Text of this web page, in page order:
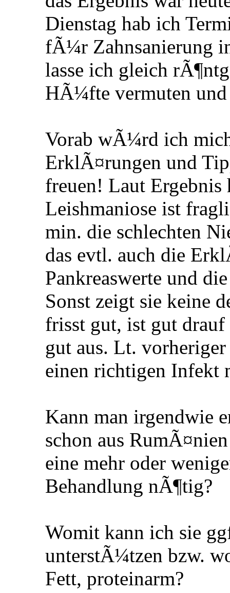
Dienstag hab ich
fÃ¼r Zahnsanierung
lasse ich gleich
HÃ¼fte vermuten und
Vorab wÃ¼rd ich
ErklÃ¤rungen und
freuen! Laut Ergebnis
Leishmaniose ist
min. die schlechten
das evtl. auch die
Pankreaswerte und
Sonst zeigt sie keine
frisst gut, ist gut
gut aus. Lt.
einen richtigen Infekt
Kann man irgendwie
schon aus
eine mehr oder
Behandlung nÃ¶tig?
Womit kann ich sie
unterstÃ¼tzen bzw.
Fett, proteinarm?